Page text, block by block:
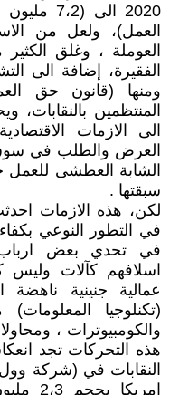
العمل)، ولعل من
العوملة ، وغلق
الفقيرة، إضافة الى
ومنها (قانون حق
المنتظمين بالنقابات،
الى الازمات
العرض والطلب في سوق
الشابة العطشى للعمل
سبقتها .
لكن، هذه الازمات
في التطور النوعي
في تحدي بعض ارباب
اسلافهم كآلات
عمالية جنينية
(تكنلوجيا
والكومبيوترات ،
هذه التحركات تجد
النقابات في (شركة